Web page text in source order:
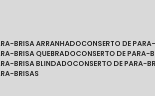
BRISA ARRANHADO
CONSERTO DE
BRISA QUEBRADO
CONSERTO DE
BRISA BLINDADO
CONSERTO DE PARA-
BRISAS